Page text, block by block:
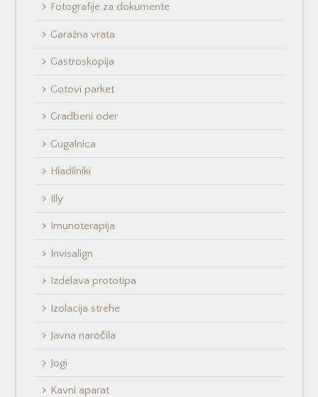
Fotografije za dokumente
Garažna vrata
Gastroskopija
Gotovi parket
Gradbeni oder
Gugalnica
Hladilniki
Illy
Imunoterapija
Invisalign
Izdelava prototipa
Izolacija strehe
Javna naročila
Jogi
Kavni aparat